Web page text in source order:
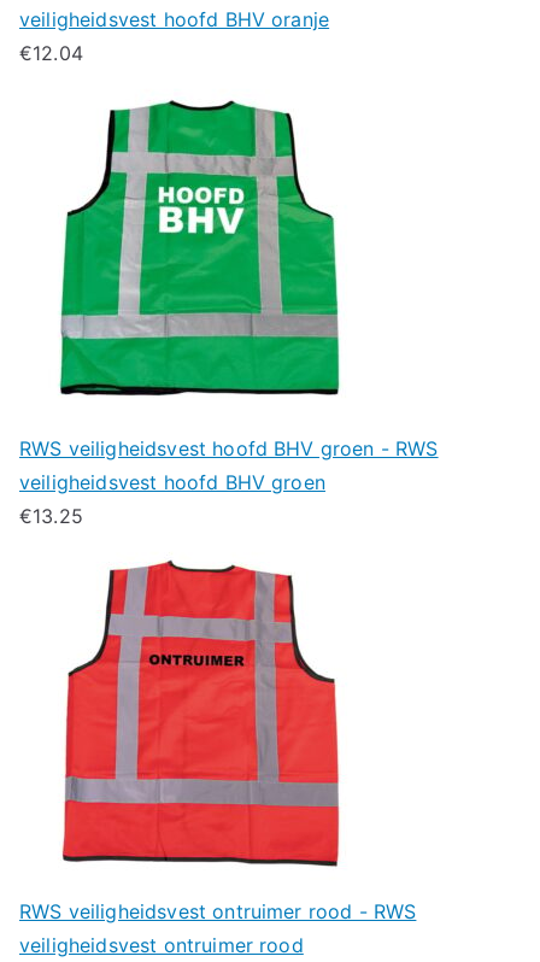
veiligheidsvest hoofd BHV oranje
€12.04
RWS veiligheidsvest hoofd BHV groen - RWS
veiligheidsvest hoofd BHV groen
€13.25
RWS veiligheidsvest ontruimer rood - RWS
veiligheidsvest ontruimer rood